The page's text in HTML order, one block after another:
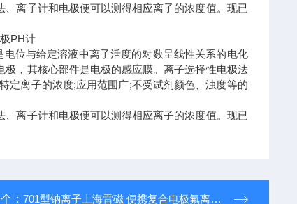
离子计和电极便可以测得相应离子的浓度值。现已
位与给定溶液中离子活度的对数呈线性关系的电化
，其核心部件是电极的感应膜。离子选择性电极法
定离子的浓度;应用范围广;不受试剂颜色、浊度等的
离子计和电极便可以测得相应离子的浓度值。现已
： 701型钠离子上海雷磁 便携复合电极氟离子选择电极PH计